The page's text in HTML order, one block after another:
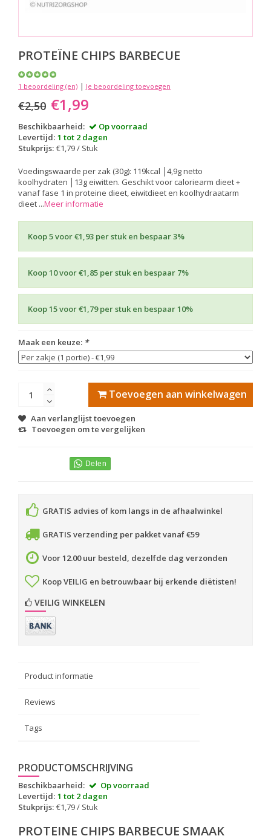
PROTEÏNE CHIPS BARBECUE
1 beoordeling (en) | Je beoordeling toevoegen
€2,50 €1,99
Beschikbaarheid:
Op voorraad
Levertijd: 1 tot 2 dagen
Stukprijs: €1,79 / Stuk
Voedingswaarde per zak (30g): 119kcal │4,9g netto
koolhydraten │13g eiwitten. Geschikt voor caloriearm dieet +
vanaf fase 1 in proteine dieet, eiwitdieet en koolhydraatarm
dieet ...Meer informatie
Koop 5 voor €1,93 per stuk en bespaar 3%
Koop 10 voor €1,85 per stuk en bespaar 7%
Koop 15 voor €1,79 per stuk en bespaar 10%
Maak een keuze: *
Toevoegen aan winkelwagen
Aan verlanglijst toevoegen
Toevoegen om te vergelijken
GRATIS advies of kom langs in de afhaalwinkel
GRATIS verzending per pakket vanaf €59
Voor 12.00 uur besteld, dezelfde dag verzonden
Koop VEILIG en betrouwbaar bij erkende diëtisten!
VEILIG WINKELEN
Product informatie
Reviews
Tags
PRODUCTOMSCHRIJVING
Beschikbaarheid:
Op voorraad
Levertijd: 1 tot 2 dagen
Stukprijs: €1,79 / Stuk
PROTEINE CHIPS BARBECUE SMAAK